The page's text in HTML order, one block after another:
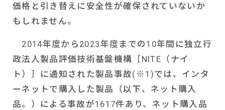
価格と引き替えに安全性が確保されていないか
もしれません。
2014年度から 2023年度までの 10年間に独立行
政法人製品評価技術基盤機構［ NITE （ナイ
ト）］に通知された製品事故( ※ 1)では、インタ
ーネットで購入した製品（以下、ネット購入
品。）による事故が1617件あり、ネット購入品